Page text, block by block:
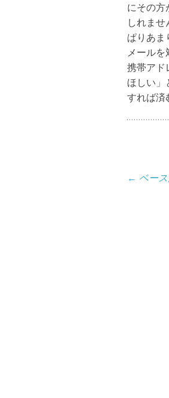
にその方
しれま
ぱりあま
メール
携帯アド
ほしい」
すれば済
← ベー